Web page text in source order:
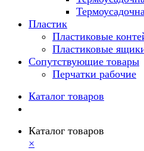
Пластик
Пластиковые
Пластиковые
Сопутствующие товары
Перчатки рабочие
Каталог товаров
Каталог товаров
×